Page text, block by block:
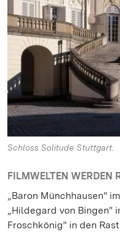
Schloss Solitude Stuttgart.
FILMWELTEN WERDEN
„Baron Münchhausen"
„Hildegard von Bingen"
Froschkönig" in den